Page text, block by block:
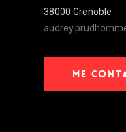
38000 Grenoble
ME